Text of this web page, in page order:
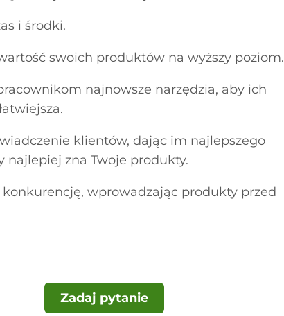
i środki.
swoich produktów na wyższy poziom.
najnowsze narzędzia, aby ich
klientów, dając im najlepszego
najlepiej zna Twoje produkty.
konkurencję, wprowadzając produkty przed
Zadaj pytanie